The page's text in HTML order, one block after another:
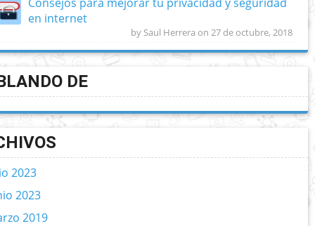
en internet
by Saul Herrera on 27 de octubre, 2018
DE
2023
2023
2019